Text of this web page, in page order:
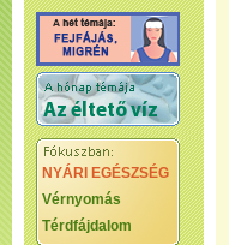
NYÁRI EGÉSZSÉG
Vérnyomás
Térdfájdalom